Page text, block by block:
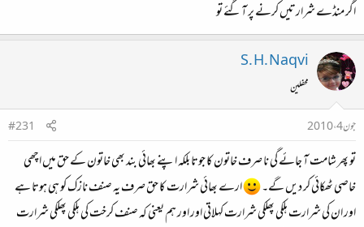
اگر منڈے شرارتیں کرنے پر آگئے تو
S. H. Naqvi
محفلین
جون 4، 2010
#231
تو پھر شامت آ جائے گی نا صرف خاتون کا جوتا بلکہ اپنے بھائی بند بھی خاتون کے حق میں اچھی
خاصی ٹھکائی کر دیں گے۔
ارے بھائی شرارت کا حق صرف یہ صنف نازک کو ہی ہوتا ہے
اور ان کی شرارت ہلکی پھلکی شرارت کہلاتی اور اور ہم یعنی کہ صنف کرخت کی ہلکی پھلکی شرارت